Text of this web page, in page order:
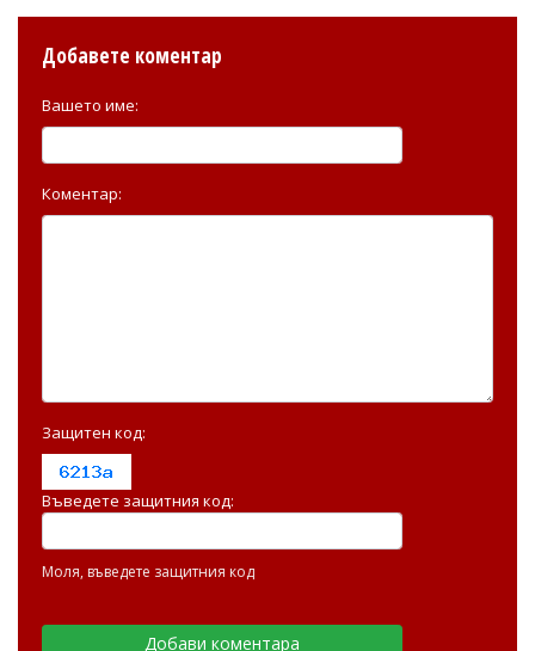
Добавете коментар
Вашето име:
Коментар:
Защитен код:
Въведете защитния код:
Моля, въведете защитния код